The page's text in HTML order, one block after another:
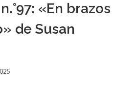
«En brazos
de Susan